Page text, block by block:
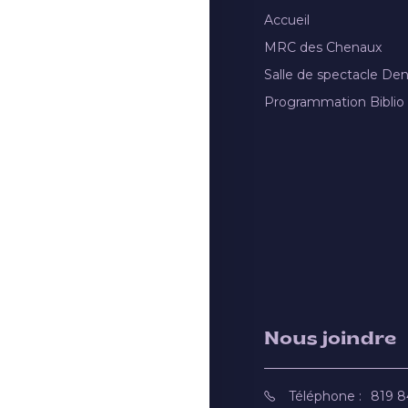
Accueil
MRC des Chenaux
Salle de spectacle
Programmation Biblio
Nous joindre
Téléphone : 819